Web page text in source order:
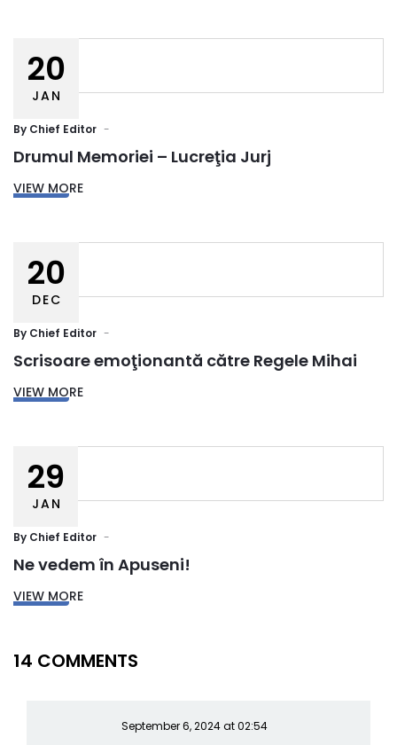
20
JAN
By Chief Editor
Drumul Memoriei – Lucreţia Jurj
VIEW MORE
20
DEC
By Chief Editor
Scrisoare emoţionantă către Regele Mihai
VIEW MORE
29
JAN
By Chief Editor
Ne vedem în Apuseni!
VIEW MORE
14 COMMENTS
September 6, 2024 at 02:54